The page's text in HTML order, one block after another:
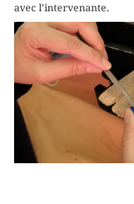
avec l’intervenante.